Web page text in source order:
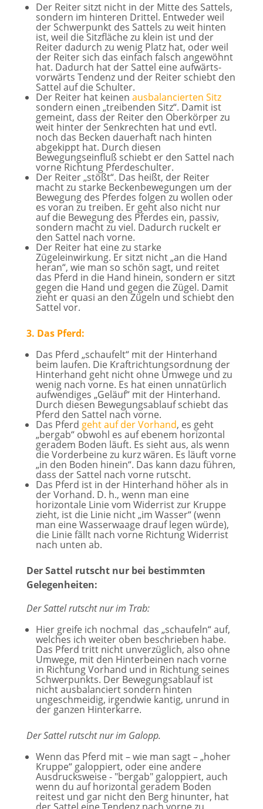
Der Reiter sitzt nicht in der Mitte des Sattels,
sondern im hinteren Drittel. Entweder weil
der Schwerpunkt des Sattels zu weit hinten
ist, weil die Sitzfläche zu klein ist und der
Reiter dadurch zu wenig Platz hat, oder weil
der Reiter sich das einfach falsch angewöhnt
hat. Dadurch hat der Sattel eine aufwärts-
vorwärts Tendenz und der Reiter schiebt den
Sattel auf die Schulter.
Der Reiter hat keinen ausbalancierten Sitz
sondern einen „treibenden Sitz“. Damit ist
gemeint, dass der Reiter den Oberkörper zu
weit hinter der Senkrechten hat und evtl.
noch das Becken dauerhaft nach hinten
abgekippt hat. Durch diesen
Bewegungseinfluß schiebt er den Sattel nach
vorne Richtung Pferdeschulter.
Der Reiter „stößt“. Das heißt, der Reiter
macht zu starke Beckenbewegungen um der
Bewegung des Pferdes folgen zu wollen oder
es voran zu treiben. Er geht also nicht nur
auf die Bewegung des Pferdes ein, passiv,
sondern macht zu viel. Dadurch ruckelt er
den Sattel nach vorne.
Der Reiter hat eine zu starke
Zügeleinwirkung. Er sitzt nicht „an die Hand
heran“, wie man so schön sagt, und reitet
das Pferd in die Hand hinein, sondern er sitzt
gegen die Hand und gegen die Zügel. Damit
zieht er quasi an den Zügeln und schiebt den
Sattel vor.
3. Das Pferd:
Das Pferd „schaufelt“ mit der Hinterhand
beim laufen. Die Kraftrichtungsordnung der
Hinterhand geht nicht ohne Umwege und zu
wenig nach vorne. Es hat einen unnatürlich
aufwendiges „Geläuf“ mit der Hinterhand.
Durch diesen Bewegungsablauf schiebt das
Pferd den Sattel nach vorne.
Das Pferd geht auf der Vorhand, es geht
„bergab“ obwohl es auf ebenem horizontal
geradem Boden läuft. Es sieht aus, als wenn
die Vorderbeine zu kurz wären. Es läuft vorne
„in den Boden hinein“. Das kann dazu führen,
dass der Sattel nach vorne rutscht.
Das Pferd ist in der Hinterhand höher als in
der Vorhand. D. h., wenn man eine
horizontale Linie vom Widerrist zur Kruppe
zieht, ist die Linie nicht „im Wasser“ (wenn
man eine Wasserwaage drauf legen würde),
die Linie fällt nach vorne Richtung Widerrist
nach unten ab.
Der Sattel rutscht nur bei bestimmten
Gelegenheiten:
Der Sattel rutscht nur im Trab:
Hier greife ich nochmal das „schaufeln“ auf,
welches ich weiter oben beschrieben habe.
Das Pferd tritt nicht unverzüglich, also ohne
Umwege, mit den Hinterbeinen nach vorne
in Richtung Vorhand und in Richtung seines
Schwerpunkts. Der Bewegungsablauf ist
nicht ausbalanciert sondern hinten
ungeschmeidig, irgendwie kantig, unrund in
der ganzen Hinterkarre.
Der Sattel rutscht nur im Galopp.
Wenn das Pferd mit – wie man sagt – „hoher
Kruppe“ galoppiert, oder eine andere
Ausdrucksweise - "bergab" galoppiert, auch
wenn du auf horizontal geradem Boden
reitest und gar nicht den Berg hinunter, hat